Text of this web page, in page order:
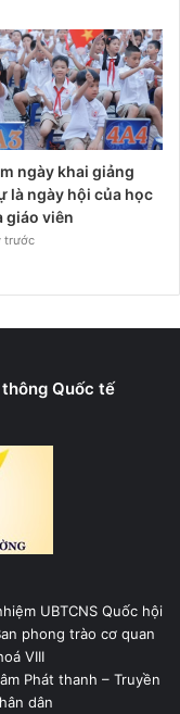
ngày khai giảng
là ngày hội của học
giáo viên
trước
Quốc tế
UBTCNS Quốc hội
phong trào cơ quan
VIII
Phát thanh – Truyền
dân